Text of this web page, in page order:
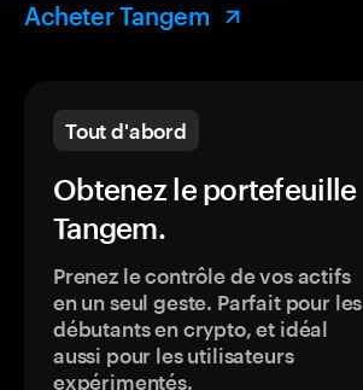
Acheter Tangem
Tout d'abord
Obtenez le portefeuille
Tangem.
Prenez le contrôle de vos actifs
en un seul geste. Parfait pour les
débutants en crypto, et idéal
aussi pour les utilisateurs
expérimentés.